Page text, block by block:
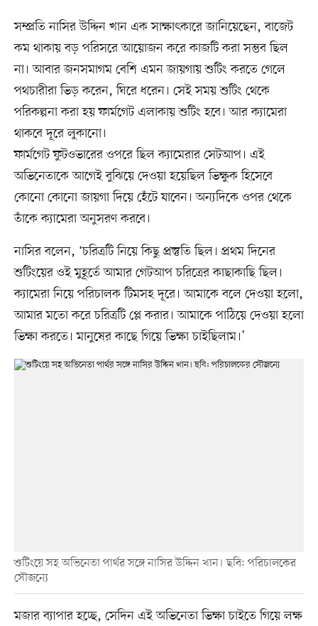
সম্প্রতি নাসির উদ্দিন খান এক সাক্ষাৎকারে জানিয়েছেন, বাজেট
কম থাকায় বড় পরিসরে আয়োজন করে কাজটি করা সম্ভব ছিল
না। আবার জনসমাগম বেশি এমন জায়গায় শুটিং করতে গেলে
পথচারীরা ভিড় করেন, ঘিরে ধরেন। সেই সময় শুটিং থেকে
পরিকল্পনা করা হয় ফার্মগেট এলাকায় শুটিং হবে। আর ক্যামেরা
থাকবে দূরে লুকানো।
ফার্মগেট ফুটওভারের ওপরে ছিল ক্যামেরার সেটআপ। এই
অভিনেতাকে আগেই বুঝিয়ে দেওয়া হয়েছিল ভিক্ষুক হিসেবে
কোনো কোনো জায়গা দিয়ে হেঁটে যাবেন। অন্যদিকে ওপর থেকে
তাঁকে ক্যামেরা অনুসরণ করবে।
নাসির বলেন, ‘চরিত্রটি নিয়ে কিছু প্রস্তুতি ছিল। প্রথম দিনের
শুটিংয়ের ওই মুহূর্তে আমার গেটআপ চরিত্রের কাছাকাছি ছিল।
ক্যামেরা নিয়ে পরিচালক টিমসহ দূরে। আমাকে বলে দেওয়া হলো,
আমার মতো করে চরিত্রটি প্লে করার। আমাকে পাঠিয়ে দেওয়া হলো
ভিক্ষা করতে। মানুষের কাছে গিয়ে ভিক্ষা চাইছিলাম।’
শুটিংয়ে সহ অভিনেতা পার্থর সঙ্গে নাসির উদ্দিন খান। ছবি: পরিচালকের
সৌজন্যে
মজার ব্যাপার হচ্ছে, সেদিন এই অভিনেতা ভিক্ষা চাইতে গিয়ে লক্ষ